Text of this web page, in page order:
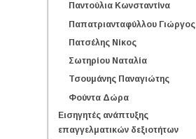
Παντούλια Κωνσταντίνα
Παπατριανταφύλλου Γιώργος
Πατσέλης Νίκος
Σωτηρίου Ναταλία
Τσουμάνης Παναγιώτης
Φούντα Δώρα
Εισηγητές ανάπτυξης
επαγγελματικών δεξιοτήτων